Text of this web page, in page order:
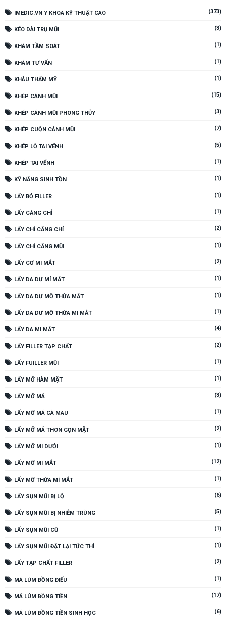
IMEDIC.VN Y KHOA KỸ THUẬT CAO (373)
KÉO DÀI TRỤ MŨI (3)
KHÁM TẦM SOÁT (1)
KHÁM TƯ VẤN (1)
KHÂU THẨM MỸ (1)
KHÉP CÁNH MŨI (15)
KHÉP CÁNH MŨI PHONG THỦY (3)
KHÉP CUỘN CÁNH MŨI (7)
KHÉP LỖ TAI VỂNH (5)
KHÉP TAI VỂNH (1)
KỸ NĂNG SINH TỒN (1)
LẤY BỎ FILLER (1)
LẤY CĂNG CHỈ (1)
LẤY CHỈ CĂNG CHỈ (2)
LẤY CHỈ CĂNG MŨI (1)
LẤY CƠ MI MẮT (2)
LẤY DA DƯ MÍ MẮT (1)
LẤY DA DƯ MỠ THỪA MẮT (1)
LẤY DA DƯ MỠ THỪA MI MẮT (1)
LẤY DA MI MẮT (4)
LẤY FILLER TẠP CHẤT (2)
LẤY FUILLER MŨI (1)
LẤY MỠ HÀM MẶT (1)
LẤY MỠ MÁ (3)
LẤY MỠ MÁ CÀ MAU (1)
LẤY MỠ MÁ THON GỌN MẶT (2)
LẤY MỠ MI DƯỚI (1)
LẤY MỠ MI MẮT (12)
LẤY MỠ THỪA MÍ MẮT (1)
LẤY SỤN MŨI BỊ LỘ (6)
LẤY SỤN MŨI BỊ NHIỄM TRÙNG (5)
LẤY SỤN MŨI CŨ (1)
LẤY SỤN MŨI ĐẶT LẠI TỨC THÌ (1)
LẤY TẠP CHẤT FILLER (2)
MÁ LÚM ĐỒNG ĐIẾU (1)
MÁ LÚM ĐỒNG TIỀN (17)
MÁ LÚM ĐỒNG TIỀN SINH HỌC (6)